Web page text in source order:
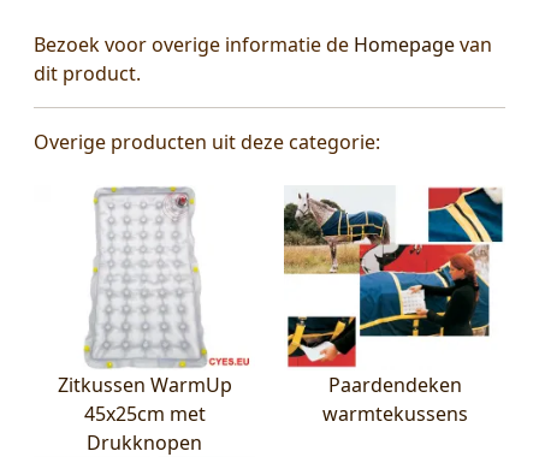
Bezoek voor overige informatie de Homepagevan
dit product.
Overige producten uit deze categorie:
Zitkussen WarmUp
45x25cm met
Drukknopen
Paardendeken
warmtekussens